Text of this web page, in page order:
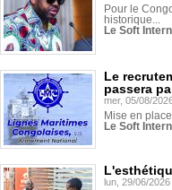
Pour le
historique...
Le Soft
Le
passera
mer, 05/08/
Mise en
Le Soft
lun, 29/06/